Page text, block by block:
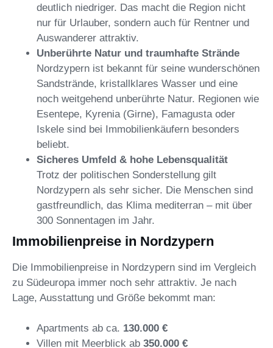
deutlich niedriger. Das macht die Region nicht
nur für Urlauber, sondern auch für Rentner und
Auswanderer attraktiv.
Unberührte Natur und traumhafte Strände
Nordzypern ist bekannt für seine wunderschönen
Sandstrände, kristallklares Wasser und eine
noch weitgehend unberührte Natur. Regionen wie
Esentepe, Kyrenia (Girne), Famagusta oder
Iskele sind bei Immobilienkäufern besonders
beliebt.
Sicheres Umfeld & hohe Lebensqualität
Trotz der politischen Sonderstellung gilt
Nordzypern als sehr sicher. Die Menschen sind
gastfreundlich, das Klima mediterran – mit über
300 Sonnentagen im Jahr.
Immobilienpreise in Nordzypern
Die Immobilienpreise in Nordzypern sind im Vergleich
zu Südeuropa immer noch sehr attraktiv. Je nach
Lage, Ausstattung und Größe bekommt man:
Apartments ab ca. 130.000 €
Villen mit Meerblick ab 350.000 €